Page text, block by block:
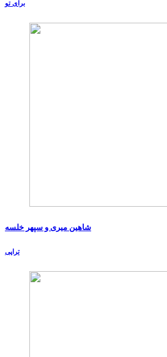
برای تو
شاهین میری و سپهر خلسه
تراپی